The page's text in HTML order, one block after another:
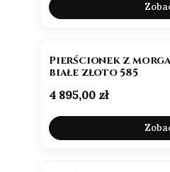
Pierścionek z
białe złoto 585
Cena
4 895,00 zł